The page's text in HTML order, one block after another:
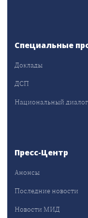
Специальные
Доклады
ДСП
Национальный
Пресс-Центр
Анонсы
Последние новости
Новости МИД